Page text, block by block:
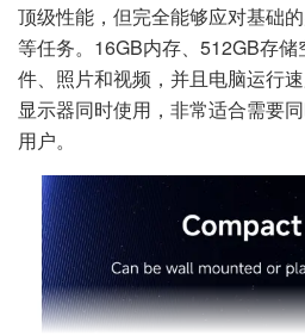
顶级性能，但完全能够应对基础
等任务。16GB内存、512GB存
件、照片和视频，并且电脑运行
显示器同时使用，非常适合需要
用户。